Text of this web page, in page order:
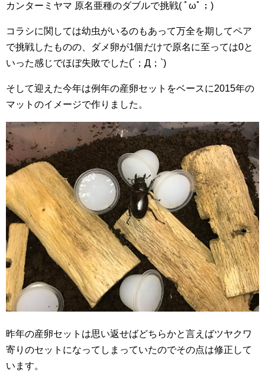
カンターミヤマ 原名亜種のダブルで挑戦( ﾟωﾟ；)
コラシに関しては幼虫がいるのもあって万全を期してペア
で挑戦したものの、ダメ卵が1個だけで原名に至っては0と
いった感じでほぼ失敗でした(´；Д；`)
そして迎えた今年は例年の産卵セットをベースに2015年の
マットのイメージで作りました。
昨年の産卵セットは思い返せばどちらかと言えばツヤクワ
寄りのセットになってしまっていたのでその点は修正して
います。